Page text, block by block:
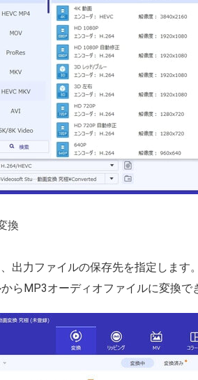
換
出力ファイルの保存先を指定します
らMP3オーディオファイルに変換で